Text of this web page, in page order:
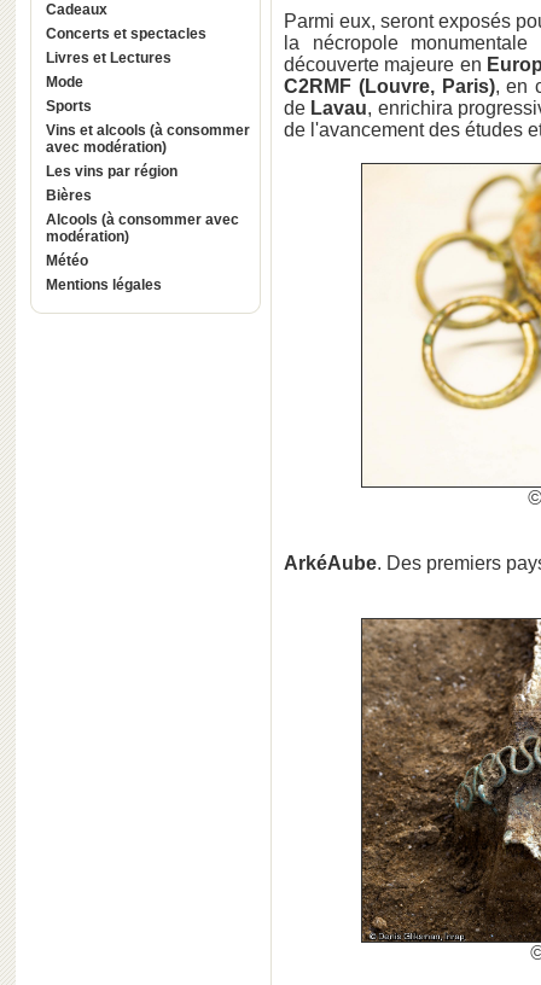
Cadeaux
Concerts et spectacles
Livres et Lectures
Mode
Sports
Vins et alcools (à consommer
avec modération)
Les vins par région
Bières
Alcools (à consommer avec
modération)
Météo
Mentions légales
Parmi eux, seront exposés
la nécropole
découverte majeure en
C2RMF (Louvre, Paris), en
de Lavau, enrichira
de l'avancement des études
ArkéAube. Des premiers